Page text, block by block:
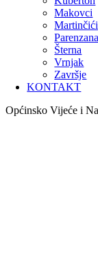
Makovci
Martinčići
Parenzana
Šterna
Vrnjak
Završje
KONTAKT
Općinsko Vijeće i